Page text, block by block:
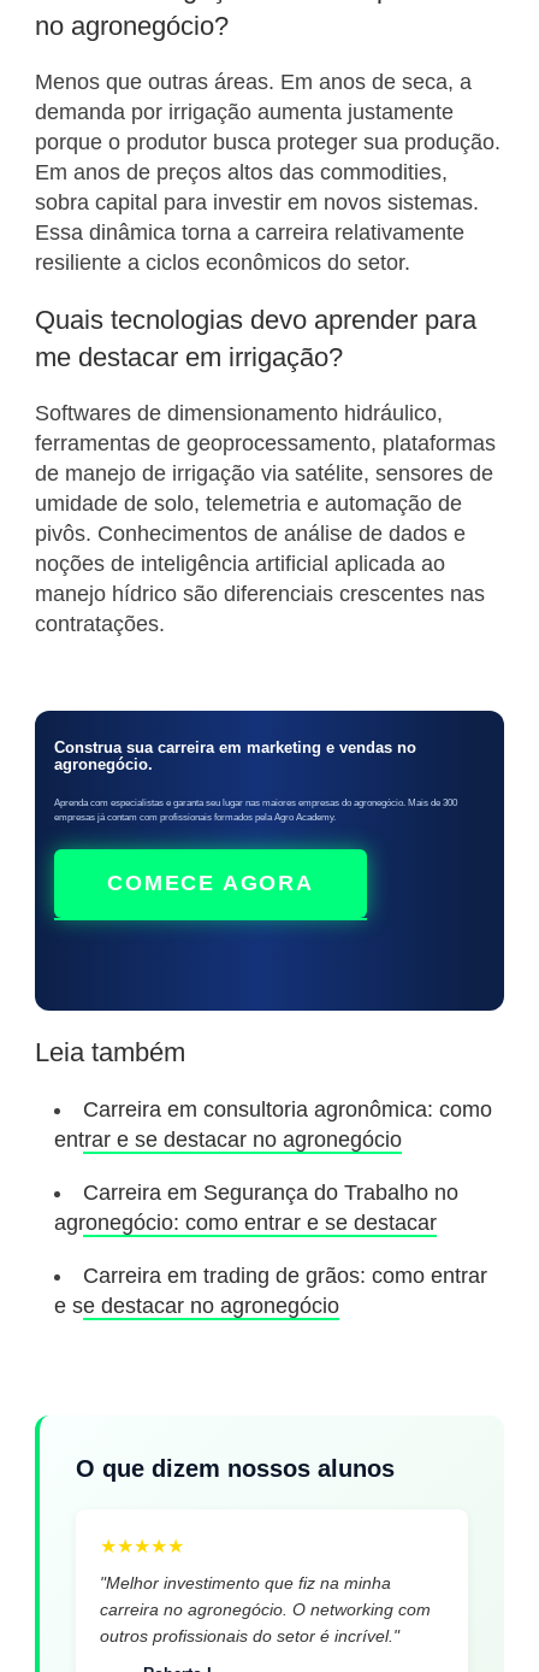
no agronegócio?
Menos que outras áreas. Em anos de seca, a
demanda por irrigação aumenta justamente
porque o produtor busca proteger sua produção.
Em anos de preços altos das commodities,
sobra capital para investir em novos sistemas.
Essa dinâmica torna a carreira relativamente
resiliente a ciclos econômicos do setor.
Quais tecnologias devo aprender para
me destacar em irrigação?
Softwares de dimensionamento hidráulico,
ferramentas de geoprocessamento, plataformas
de manejo de irrigação via satélite, sensores de
umidade de solo, telemetria e automação de
pivôs. Conhecimentos de análise de dados e
noções de inteligência artificial aplicada ao
manejo hídrico são diferenciais crescentes nas
contratações.
Construa sua carreira em marketing e vendas no
agronegócio.
Aprenda com especialistas e garanta seu lugar nas maiores empresas do agronegócio. Mais de 300
empresas já contam com profissionais formados pela Agro Academy.
COMECE AGORA
Leia também
Carreira em consultoria agronômica: como
entrar e se destacar no agronegócio
Carreira em Segurança do Trabalho no
agronegócio: como entrar e se destacar
Carreira em trading de grãos: como entrar
e se destacar no agronegócio
O que dizem nossos alunos
★★★★★
"Melhor investimento que fiz na minha
carreira no agronegócio. O networking com
outros profissionais do setor é incrível."